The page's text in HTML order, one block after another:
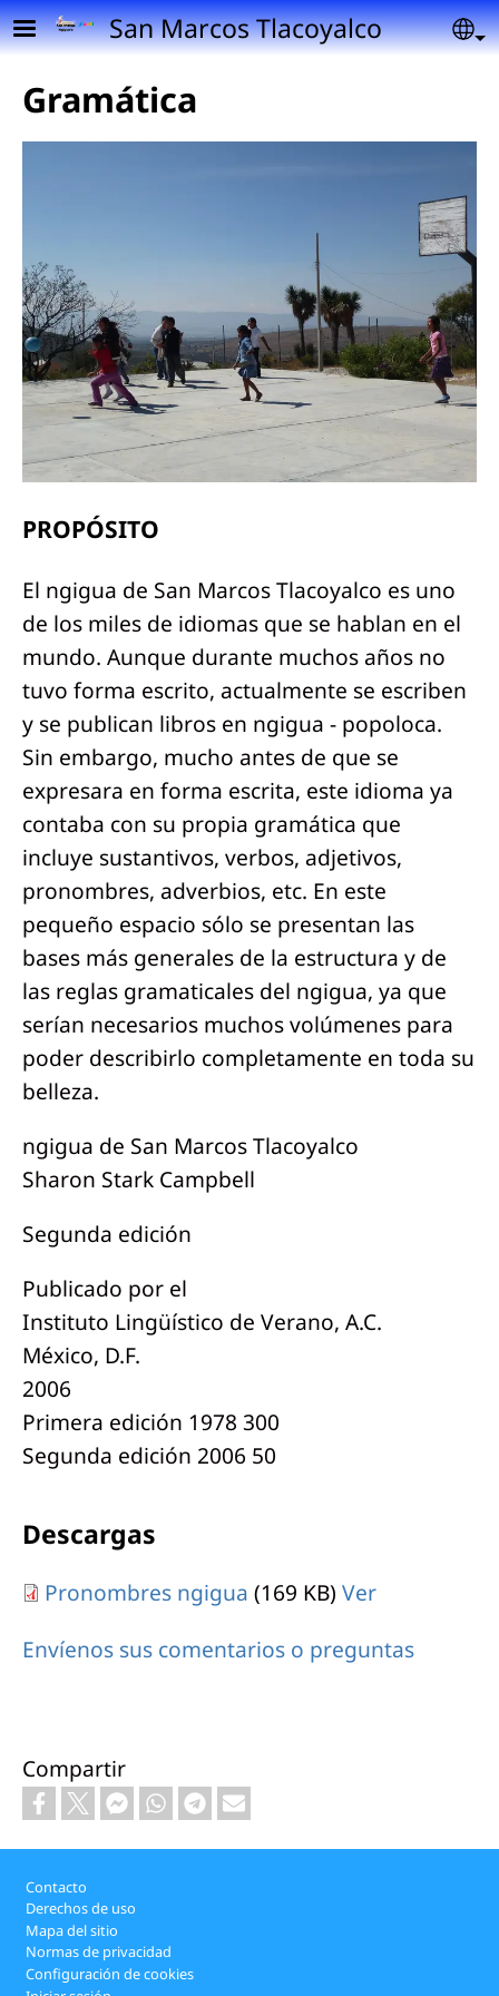
Pasar al contenido principal
San Marcos Tlacoyalco
Gramática
PROPÓSITO
El ngigua de San Marcos Tlacoyalco es uno
de los miles de idiomas que se hablan en el
mundo. Aunque durante muchos años no
tuvo forma escrito, actualmente se escriben
y se publican libros en ngigua - popoloca.
Sin embargo, mucho antes de que se
expresara en forma escrita, este idioma ya
contaba con su propia gramática que
incluye sustantivos, verbos, adjetivos,
pronombres, adverbios, etc. En este
pequeño espacio sólo se presentan las
bases más generales de la estructura y de
las reglas gramaticales del ngigua, ya que
serían necesarios muchos volúmenes para
poder describirlo completamente en toda su
belleza.
ngigua de San Marcos Tlacoyalco
Sharon Stark Campbell
Segunda edición
Publicado por el
Instituto Lingüístico de Verano, A.C.
México, D.F.
2006
Primera edición 1978 300
Segunda edición 2006 50
Descargas
Pronombres ngigua (169 KB) Ver
Envíenos sus comentarios o preguntas
Compartir
Footer
Contacto
Derechos de uso
Mapa del sitio
Normas de privacidad
Configuración de cookies